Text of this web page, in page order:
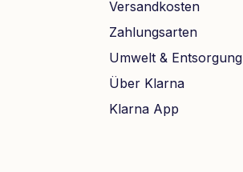
Versandkosten
Zahlungsarten
Umwelt & Entsorgung
Über Klarna
Klarna App